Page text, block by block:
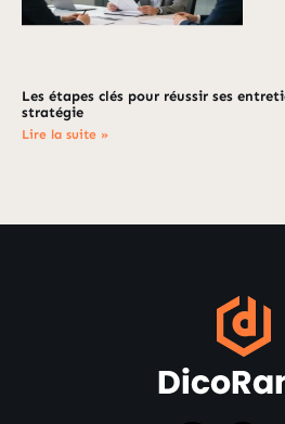
Les étapes clés pour réussir ses
stratégie
Lire la suite »